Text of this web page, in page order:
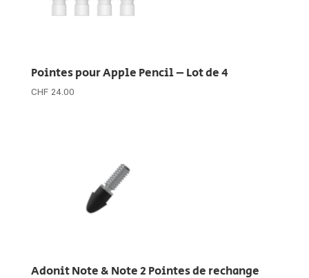
Pointes pour Apple Pencil – Lot de 4
CHF 24.00
Adonit Note & Note 2 Pointes de rechange